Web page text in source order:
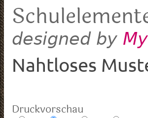
designed by
Nahtloses
Druckvorschau